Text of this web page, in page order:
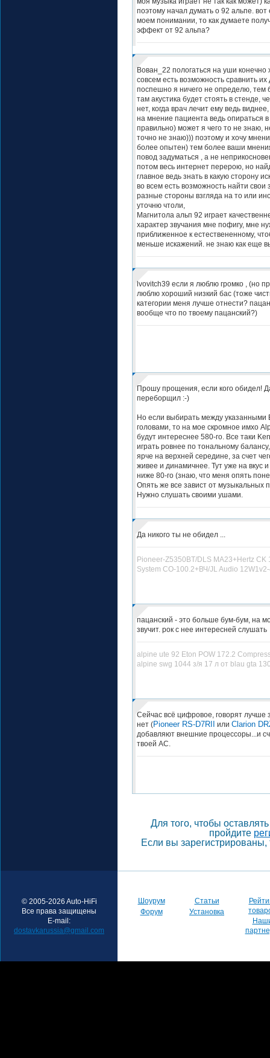
поэтому начал думать о 92 альпе. вот
моем понимании, то как думаете
эффект от 92 альпа?
Вован_22 пологаться на уши
совсем есть возможность сравнить их
поспешно я ничего не определю, тем
там акустика будет стоять в стенде,
нет, когда врач лечит ему ведь
на мнение пациента ведь опираться
правильно) может я чего то не знаю,
точно не знаю))) поэтому и хочу
более опытен) тем более ваши
повод задуматься , а не
потом весь интернет перерою, но
главное ведь знать в какую сторону
во всем есть возможность найти свои
разные стороны взгляда на то или
уточню чтоли,
Магнитола альп 92 играет
характер звучания мне пофигу, мне
приближенное к естествененному,
меньше искажений. не знаю как еще
lvovitch39 если я люблю громко , (но
люблю хороший низкий бас (тоже
категории меня лучше отнести?
вообще что по твоему пацанский?)
Прошу прощения, если кого обидел!
переборщил :-)
Но если выбирать между указанными
головами, то на мое скромное имхо
будут интереснее 580-го. Все таки
играть ровнее по тональному
ярче на верхней середине, за счет
живее и динамичнее. Тут уже на вкус
ниже 80-го (знаю, что меня опять
Опять же все завист от музыкальных
Нужно слушать своими ушами.
Да никого ты не обидел ...
Pioneer-Z5350BT/DLS MA23+Hertz CK
System CO-100.2+ВЧ/JL Audio
пацанский - это больше бум-бум, на
звучит. рок с нее интересней слушать
alpine ute 92 Eton POW 172.2
alpine swg 1044 з/я 17 л от blau gta
Сейчас всё цифровое, говорят лучше
нет (Pioneer RS-D7RII или Clarion
добавляют внешние процессоры...и
твоей АС.
Для того, чтобы
пройдите
Если вы
© 2005-2026 Auto-HiFi
Все права защищены
E-mail:
dostavkarussia@gmail.com
Шоурум
Форум
Статьи
Установка